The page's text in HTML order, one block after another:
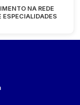
NA REDE
ESPECIALIDADES